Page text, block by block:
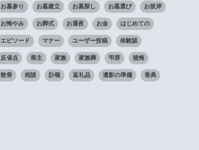
お墓参り お墓建立 お墓探し お墓選び お彼岸
お悔やみ お葬式 お通夜 お金 はじめての
エピソード マナー ユーザー投稿 体験談
反省点 喪主 家族 家族葬 弔辞 後悔
散骨 相談 訃報 返礼品 遺影の準備 香典